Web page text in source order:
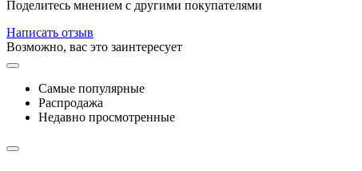
Поделитесь мнением с другими покупателями
Написать отзыв
Возможно, вас это заинтересует
Самые популярные
Распродажа
Недавно просмотренные